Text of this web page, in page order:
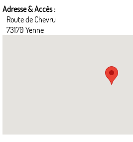
Adresse & Accès :
Route de Chevru
73170 Yenne